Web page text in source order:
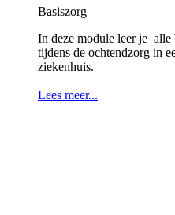
Basiszorg
In deze module leer je
tijdens de ochtendzorg in
ziekenhuis.
Lees meer...